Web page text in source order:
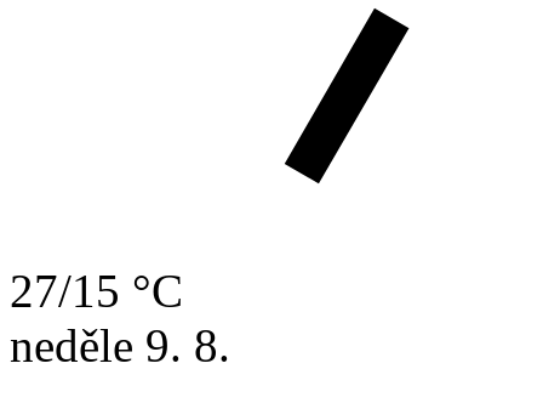
27/15 °C
neděle 9. 8.